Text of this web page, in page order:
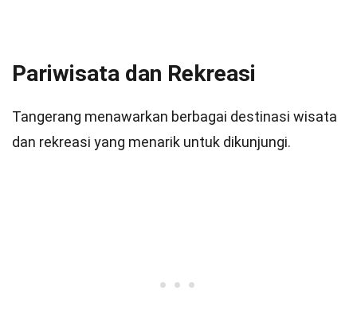
Pariwisata dan Rekreasi
Tangerang menawarkan berbagai destinasi wisata
dan rekreasi yang menarik untuk dikunjungi.